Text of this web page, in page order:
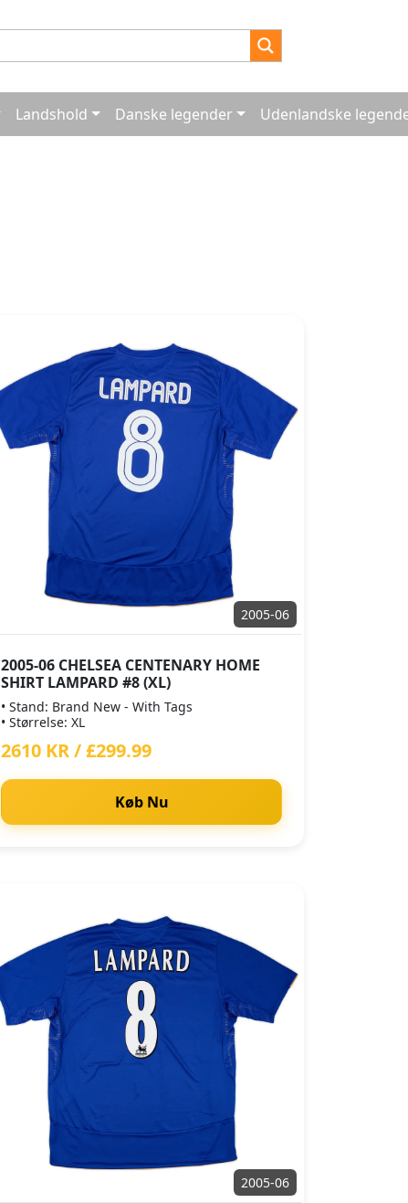
Landshold Danske legender Udenlandske
2005-06
2005-06 CHELSEA CENTENARY HOME
SHIRT LAMPARD #8 (XL)
• Stand: Brand New - With Tags
• Størrelse: XL
2610 KR / £299.99
Køb Nu
2005-06